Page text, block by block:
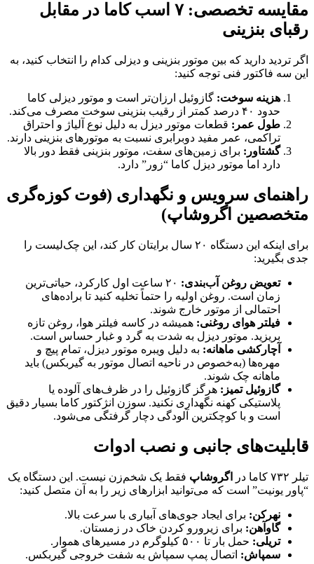
مقایسه تخصصی: ۷ اسب کاما در مقابل
رقبای بنزینی
اگر تردید دارید که بین موتور بنزینی و دیزلی کدام را انتخاب کنید، به
این سه فاکتور فنی توجه کنید:
هزینه سوخت: گازوئیل ارزان‌تر است و موتور دیزلی کاما
حدود ۴۰ درصد کمتر از رقیب بنزینی سوخت مصرف می‌کند.
طول عمر: قطعات موتور دیزل به دلیل نوع آلیاژ و احتراق
تراکمی، عمر مفید دوبرابری نسبت به موتورهای بنزینی دارند.
گشتاور: برای زمین‌های سفت، موتور بنزینی فقط دور بالا
دارد اما موتور دیزل کاما “زور” دارد.
راهنمای سرویس و نگهداری (فوت کوزه‌گری
متخصصین اگروشاپ)
برای اینکه این دستگاه ۲۰ سال برایتان کار کند، این چک‌لیست را
جدی بگیرید:
تعویض روغن آب‌بندی:
۲۰ ساعت اول کارکرد، حیاتی‌ترین
زمان است. روغن اولیه را حتماً تخلیه کنید تا براده‌های
احتمالی از موتور خارج شوند.
فیلتر هوای روغنی: همیشه در کاسه فیلتر هوا، روغن تازه
بریزید. موتور دیزل به شدت به گرد و غبار حساس است.
آچارکشی ماهانه: به دلیل ویبره موتور دیزل، تمام پیچ و
مهره‌ها (به‌خصوص در ناحیه اتصال موتور به گیربکس) باید
ماهانه چک شوند.
گازوئیل تمیز: هرگز گازوئیل را در ظرف‌های آلوده یا
پلاستیکی کهنه نگهداری نکنید. سوزن انژکتور کاما بسیار دقیق
است و با کوچکترین آلودگی دچار گرفتگی می‌شود.
قابلیت‌های جانبی و نصب ادوات
تیلر ۷۳۲ کاما در اگروشاپ فقط یک شخم‌زن نیست. این دستگاه یک
“پاور یونیت” است که می‌توانید ابزارهای زیر را به آن متصل کنید:
نهرکن: برای ایجاد جوی‌های آبیاری با سرعت بالا.
گاوآهن: برای زیرورو کردن خاک در زمستان.
تریلی: حمل بار تا ۵۰۰ کیلوگرم در مسیرهای هموار.
سمپاش: اتصال پمپ سمپاش به شفت خروجی گیربکس.